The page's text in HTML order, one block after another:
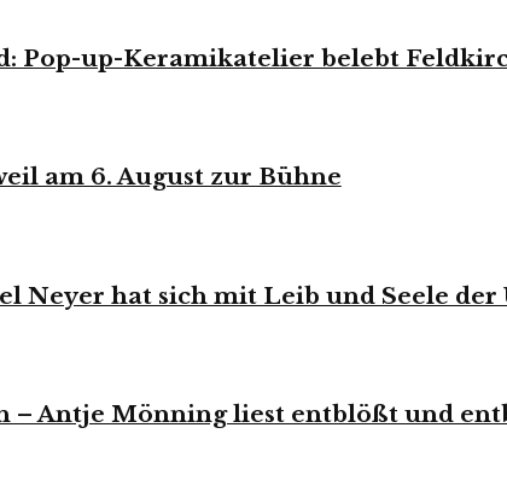
Pop-up-Keramikatelier belebt
am 6. August zur Bühne
Neyer hat sich mit Leib und Seele
– Antje Mönning liest entblößt und